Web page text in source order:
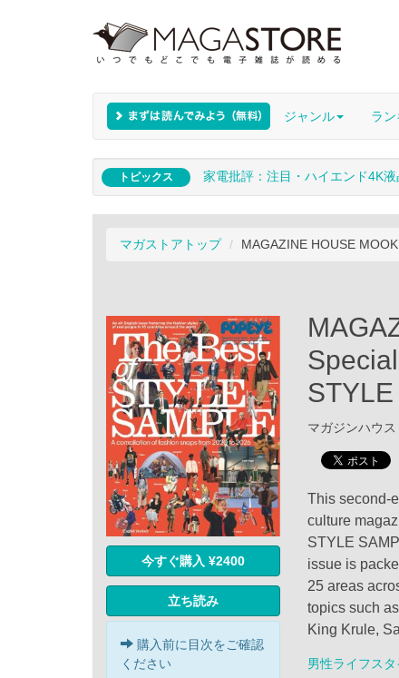
ジャンル ラ
トピックス 家電批評：注目・ハイエンド4K
マガストアトップ MAGAZINE HOUSE
今すぐ購入 ¥2400
立ち読み
購入前に目次をご確認
ください
マガジンハウ
This second-
culture
STYLE
issue is
25 areas
topics such
King Krule,
男性ライフス